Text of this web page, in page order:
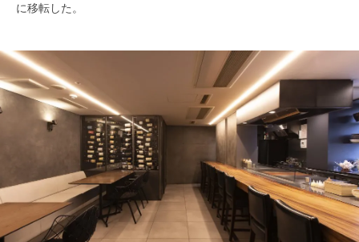
に移転した。